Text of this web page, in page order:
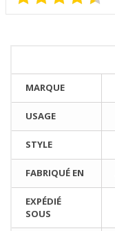
MARQUE
USAGE
STYLE
FABRIQUÉ EN
EXPÉDIÉ
SOUS